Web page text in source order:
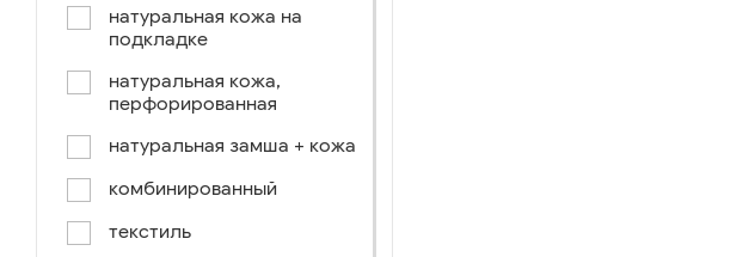
коричневый /ручное окраш.-
синий/черный
коричневый /ручное окраш.-
натуральная кожа на
подкладке
натуральная кожа,
перфорированная
натуральная замша + кожа
комбинированный
текстиль